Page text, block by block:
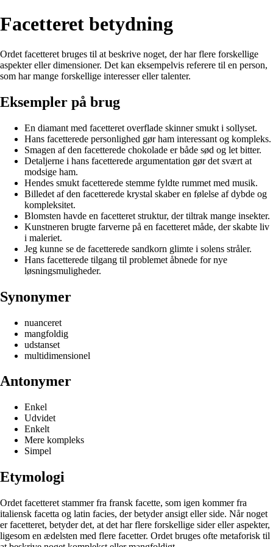
Facetteret betydning
Ordet facetteret bruges til at beskrive noget, der har flere forskellige
aspekter eller dimensioner. Det kan eksempelvis referere til en person,
som har mange forskellige interesser eller talenter.
Eksempler på brug
En diamant med facetteret overflade skinner smukt i sollyset.
Hans facetterede personlighed gør ham interessant og kompleks.
Smagen af den facetterede chokolade er både sød og let bitter.
Detaljerne i hans facetterede argumentation gør det svært at
modsige ham.
Hendes smukt facetterede stemme fyldte rummet med musik.
Billedet af den facetterede krystal skaber en følelse af dybde og
kompleksitet.
Blomsten havde en facetteret struktur, der tiltrak mange insekter.
Kunstneren brugte farverne på en facetteret måde, der skabte liv
i maleriet.
Jeg kunne se de facetterede sandkorn glimte i solens stråler.
Hans facetterede tilgang til problemet åbnede for nye
løsningsmuligheder.
Synonymer
nuanceret
mangfoldig
udstanset
multidimensionel
Antonymer
Enkel
Udvidet
Enkelt
Mere kompleks
Simpel
Etymologi
Ordet facetteret stammer fra fransk facette, som igen kommer fra
italiensk facetta og latin facies, der betyder ansigt eller side. Når noget
er facetteret, betyder det, at det har flere forskellige sider eller aspekter,
ligesom en ædelsten med flere facetter. Ordet bruges ofte metaforisk til